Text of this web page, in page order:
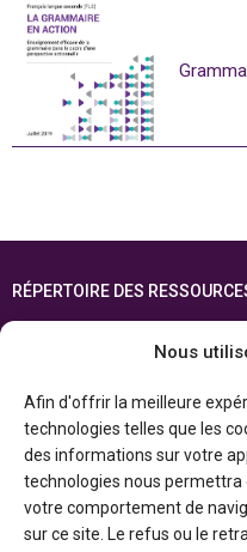
Nous
Afin d'offrir la meilleure
technologies telles que les
des informations sur votre
technologies nous permettra
votre comportement de
sur ce site. Le refus ou le
RÉPERTOIRE DES
ENGLISH
Cette ressource est réalisée
l’Ontario et du gouvernement du
Patrimoine canadien